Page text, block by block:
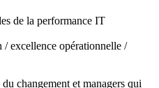
d’un article de nore blog
logicielle/